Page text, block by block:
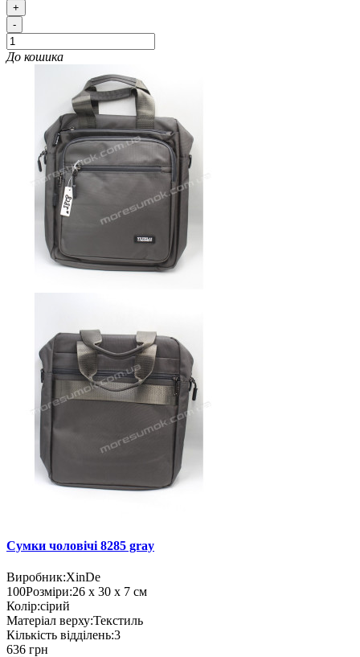
+
-
До кошика
Сумки чоловічі 8285 gray
Виробник:XinDe
100Розміри:26 х 30 х 7 см
Колір:сірий
Матеріал верху:Текстиль
Кількість відділень:3
636 грн